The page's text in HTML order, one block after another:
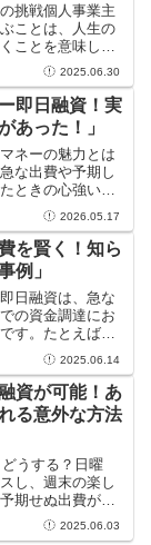
挑戦個人事業主
ことは、人生の
ことを意味しま
現の機会を手に
にぶつかること
金繰りについて
ビ...
2025.06.30
即日融資！実
あった！」
ネーの魅力とは
な出費や予期し
ときの心強い味
するこの金融サ
代社会におい
きな魅力となっ
まで...
2026.05.17
を賢く！知ら
例」
日融資は、急な
の資金調達にお
す。たとえば、
になったときな
れられること
心材料となりま
日融...
2025.06.14
資が可能！あ
る意外な方法
うする？日曜
し、週末の楽し
期せぬ出費が私
す。例えば、愛
たり、友人との
2025.06.03